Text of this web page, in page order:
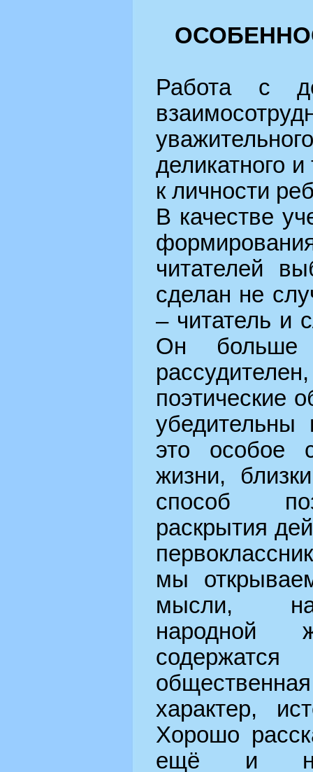
Работа с
деликатного
к личности
В качестве
читателей
сделан не
– читатель и
Он больше
поэтические
это особое
жизни,
способ
раскрытия
мы
мысли,
народной
характер,
Хорошо
ещё и